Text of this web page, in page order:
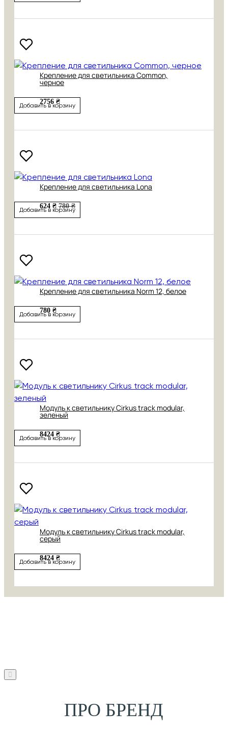
Крепление для светильника Common,
черное
2756 ₴
Добавить в корзину
Крепление для светильника Lona
624 ₴ 780 ₴
Добавить в корзину
Крепление для светильника Norm 12, белое
780 ₴
Добавить в корзину
Модуль к светильнику Cirkus track modular,
зеленый
8424 ₴
Добавить в корзину
Модуль к светильнику Cirkus track modular,
серый
8424 ₴
Добавить в корзину
ПРО БРЕНД